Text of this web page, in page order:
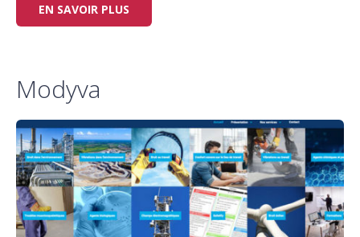
EN SAVOIR PLUS
Modyva